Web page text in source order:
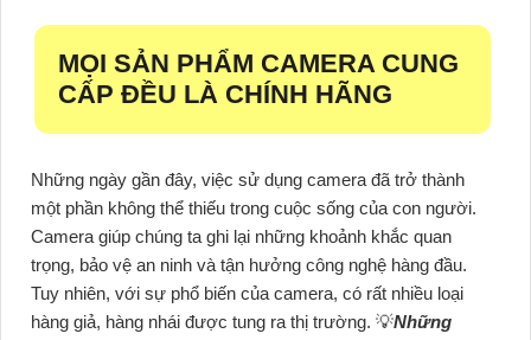
MỌI SẢN PHẨM CAMERA CUNG
CẤP ĐỀU LÀ CHÍNH HÃNG
Những ngày gần đây, việc sử dụng camera đã trở thành
một phần không thể thiếu trong cuộc sống của con người.
Camera giúp chúng ta ghi lại những khoảnh khắc quan
trọng, bảo vệ an ninh và tận hưởng công nghệ hàng đầu.
Tuy nhiên, với sự phổ biến của camera, có rất nhiều loại
hàng giả, hàng nhái được tung ra thị trường. 💡Những